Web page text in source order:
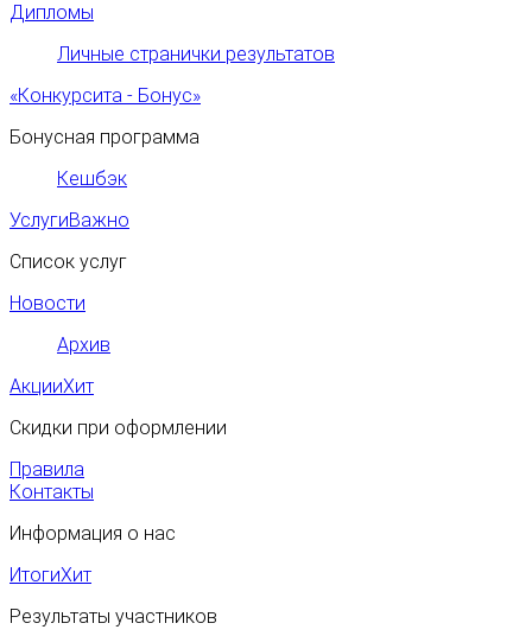
Дипломы
Личные странички результатов
«Конкурсита - Бонус»
Бонусная программа
Кешбэк
УслугиВажно
Список услуг
Новости
Архив
АкцииХит
Скидки при оформлении
Правила
Контакты
Информация о нас
ИтогиХит
Результаты участников